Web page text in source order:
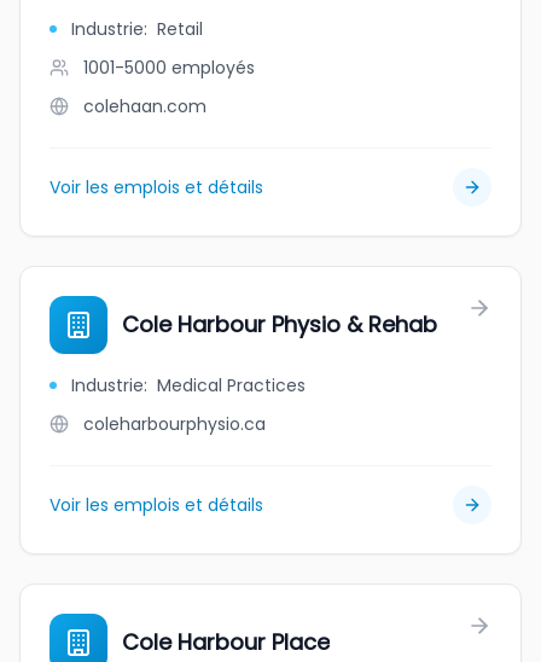
Industrie: Retail
1001-5000 employés
colehaan.com
Voir les emplois et détails
Cole Harbour Physio & Rehab
Industrie: Medical Practices
coleharbourphysio.ca
Voir les emplois et détails
Cole Harbour Place